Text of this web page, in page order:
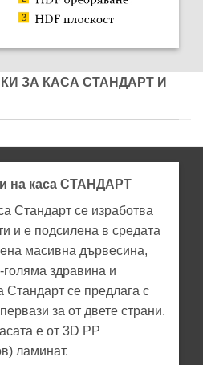
ЗА КАСА СТАНДАРТ И
на каса СТАНДАРТ
Стандарт се изработва
и е подсилена в средата
масивна дървесина,
здравина и
Стандарт се предлага с
за от двете страни.
е от 3D PP
ламинат.